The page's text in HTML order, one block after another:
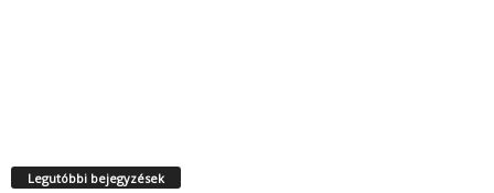
Legutóbbi bejegyzések